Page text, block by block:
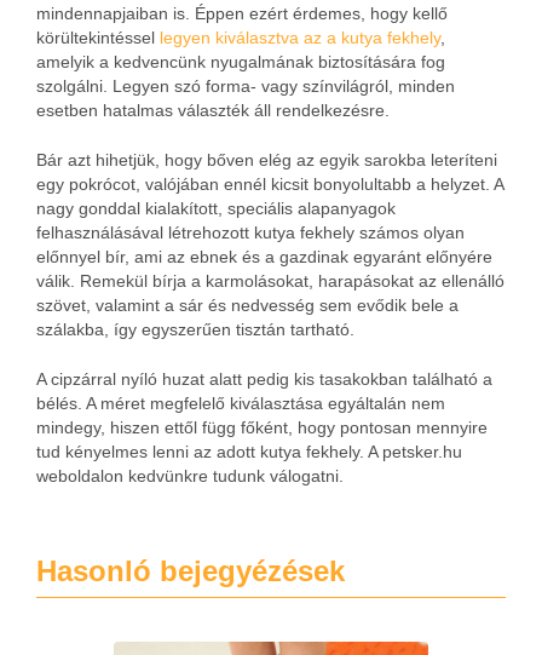
mindennapjaiban is. Éppen ezért érdemes, hogy kellő
körültekintéssel legyen kiválasztva az a kutya fekhely,
amelyik a kedvencünk nyugalmának biztosítására fog
szolgálni. Legyen szó forma- vagy színvilágról, minden
esetben hatalmas választék áll rendelkezésre.
Bár azt hihetjük, hogy bőven elég az egyik sarokba leteríteni
egy pokrócot, valójában ennél kicsit bonyolultabb a helyzet. A
nagy gonddal kialakított, speciális alapanyagok
felhasználásával létrehozott kutya fekhely számos olyan
előnnyel bír, ami az ebnek és a gazdinak egyaránt előnyére
válik. Remekül bírja a karmolásokat, harapásokat az ellenálló
szövet, valamint a sár és nedvesség sem evődik bele a
szálakba, így egyszerűen tisztán tartható.
A cipzárral nyíló huzat alatt pedig kis tasakokban található a
bélés. A méret megfelelő kiválasztása egyáltalán nem
mindegy, hiszen ettől függ főként, hogy pontosan mennyire
tud kényelmes lenni az adott kutya fekhely. A petsker.hu
weboldalon kedvünkre tudunk válogatni.
Hasonló bejegyézések